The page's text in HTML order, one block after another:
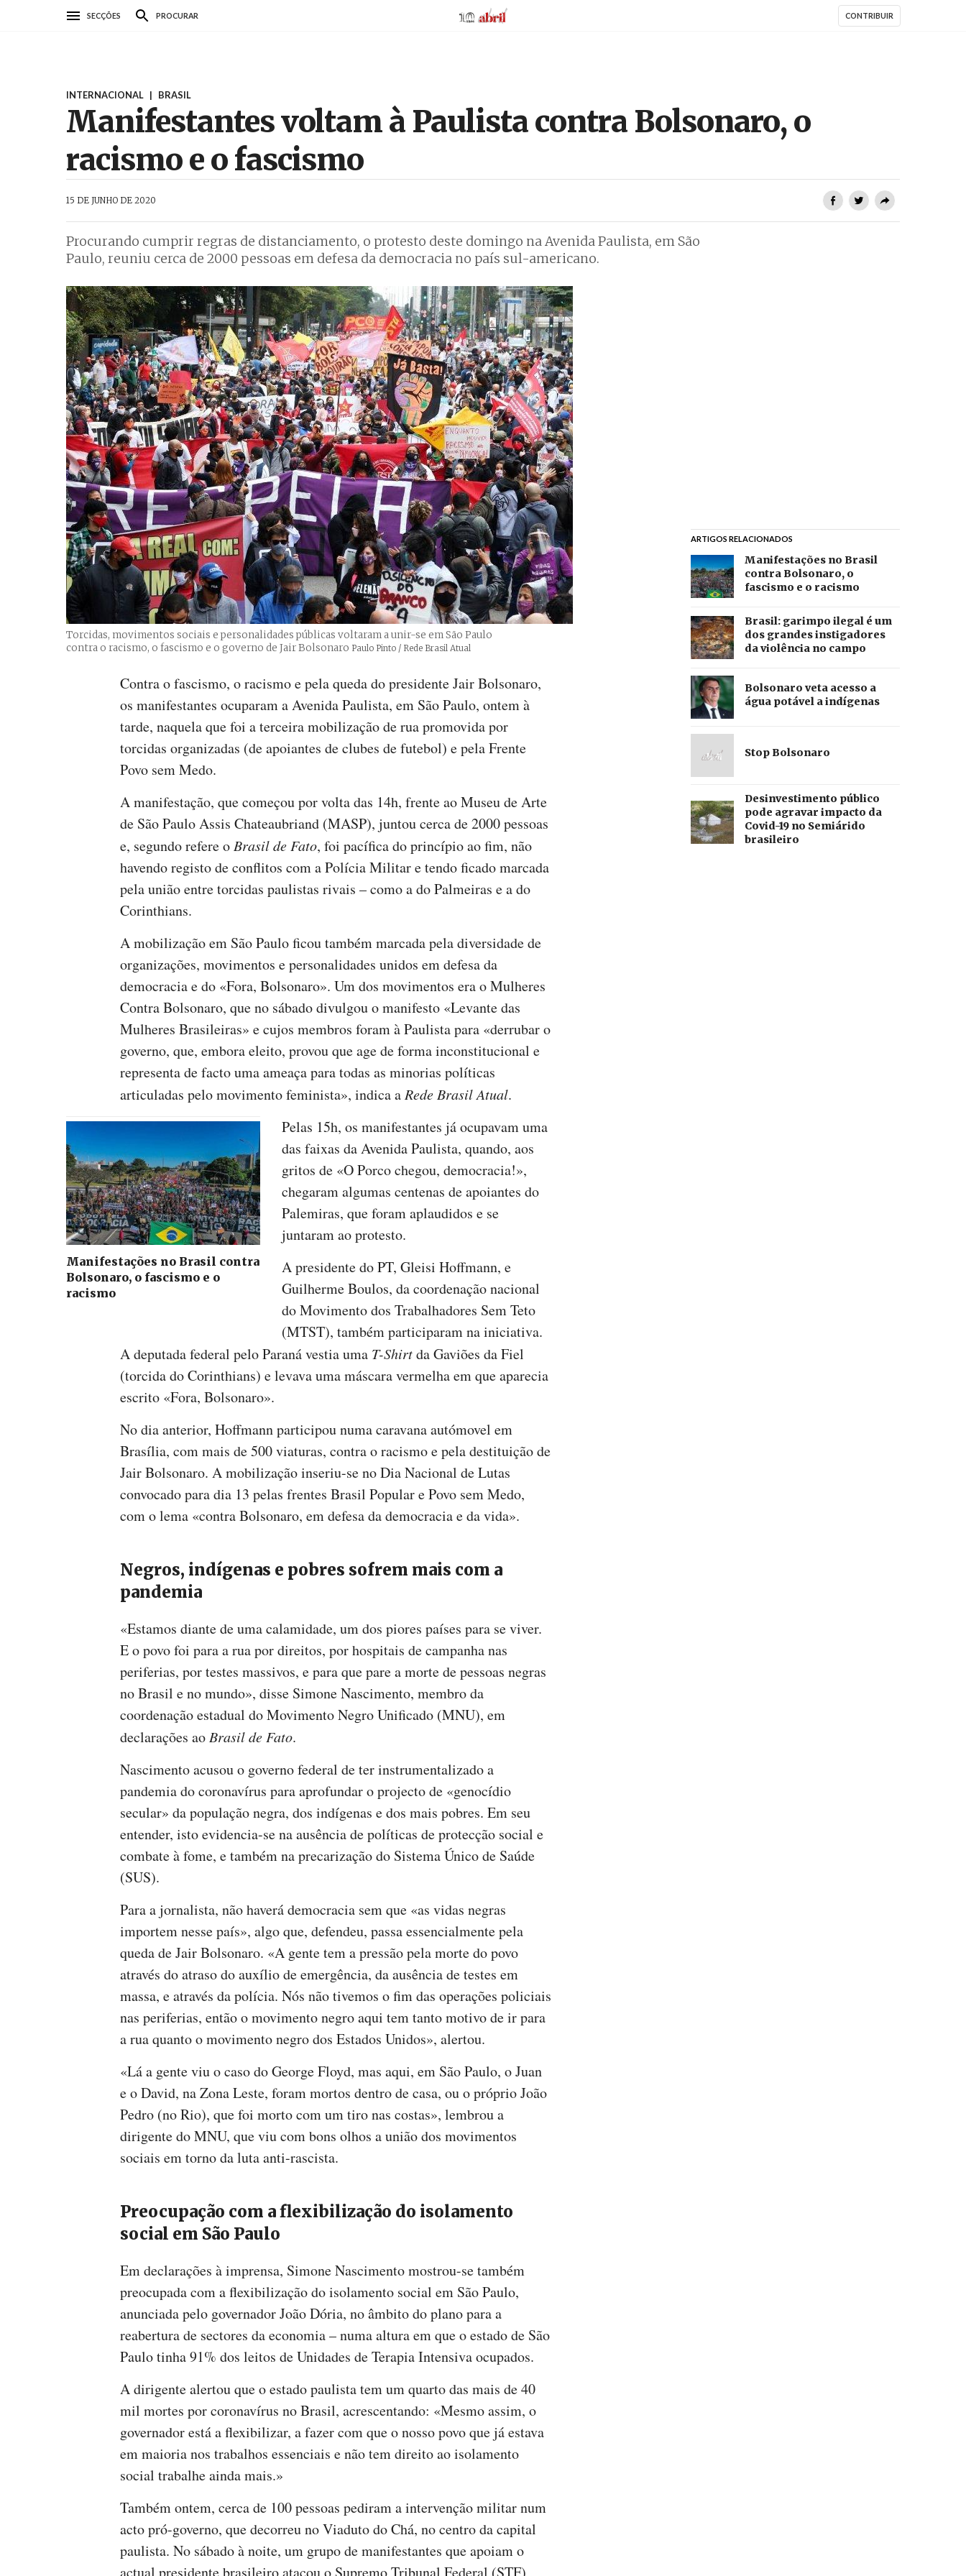
SECÇÕES PROCURAR AbrilAbril CONTRIBUIR
INTERNACIONAL | BRASIL
Manifestantes voltam à Paulista contra Bolsonaro, o
racismo e o fascismo
15 DE JUNHO DE 2020
Procurando cumprir regras de distanciamento, o protesto deste domingo na Avenida Paulista, em São
Paulo, reuniu cerca de 2000 pessoas em defesa da democracia no país sul-americano.
Torcidas, movimentos sociais e personalidades públicas voltaram a unir-se em São Paulo
contra o racismo, o fascismo e o governo de Jair Bolsonaro Créditos
Paulo Pinto / Rede Brasil Atual
Contra o fascismo, o racismo e pela queda do presidente Jair Bolsonaro,
os manifestantes ocuparam a Avenida Paulista, em São Paulo, ontem à
tarde, naquela que foi a terceira mobilização de rua promovida por
torcidas organizadas (de apoiantes de clubes de futebol) e pela Frente
Povo sem Medo.
A manifestação, que começou por volta das 14h, frente ao Museu de Arte
de São Paulo Assis Chateaubriand (MASP), juntou cerca de 2000 pessoas
e, segundo refere oBrasil de Fato, foi pacífica do princípio ao fim, não
havendo registo de conflitos com a Polícia Militar e tendo ficado marcada
pela união entre torcidas paulistas rivais – como a do Palmeiras e a do
Corinthians.
A mobilização em São Paulo ficou também marcada pela diversidade de
organizações, movimentos e personalidades unidos em defesa da
democracia e do «Fora, Bolsonaro». Um dos movimentos era o Mulheres
Contra Bolsonaro, que no sábado divulgou o manifesto «Levante das
Mulheres Brasileiras» e cujos membros foram à Paulista para «derrubar o
governo, que, embora eleito, provou que age de forma inconstitucional e
representa de facto uma ameaça para todas as minorias políticas
articuladas pelo movimento feminista», indica aRede Brasil Atual.
Manifestações no Brasil contra
Bolsonaro, o fascismo e o
racismo
Pelas 15h, os manifestantes já ocupavam uma
das faixas da Avenida Paulista, quando, aos
gritos de «O Porco chegou, democracia!»,
chegaram algumas centenas de apoiantes do
Palemiras, que foram aplaudidos e se
juntaram ao protesto.
A presidente do PT, Gleisi Hoffmann, e
Guilherme Boulos, da coordenação nacional
do Movimento dos Trabalhadores Sem Teto
(MTST), também participaram na iniciativa.
A deputada federal pelo Paraná vestia uma T-Shirtda Gaviões da Fiel
(torcida do Corinthians) e levava uma máscara vermelha em que aparecia
escrito «Fora, Bolsonaro».
No dia anterior, Hoffmann participou numa caravana autómovel em
Brasília, com mais de 500 viaturas, contra o racismo e pela destituição de
Jair Bolsonaro. A mobilização inseriu-se no Dia Nacional de Lutas
convocado para dia 13 pelas frentes Brasil Popular e Povo sem Medo,
com o lema «contra Bolsonaro, em defesa da democracia e da vida».
Negros, indígenas e pobres sofrem mais com a
pandemia
«Estamos diante de uma calamidade, um dos piores países para se viver.
E o povo foi para a rua por direitos, por hospitais de campanha nas
periferias, por testes massivos, e para que pare a morte de pessoas negras
no Brasil e no mundo», disse Simone Nascimento, membro da
coordenação estadual do Movimento Negro Unificado (MNU), em
declarações aoBrasil de Fato.
Nascimento acusou o governo federal de ter instrumentalizado a
pandemia do coronavírus para aprofundar o projecto de «genocídio
secular» da população negra, dos indígenas e dos mais pobres. Em seu
entender, isto evidencia-se na ausência de políticas de protecção social e
combate à fome, e também na precarização do Sistema Único de Saúde
(SUS).
Para a jornalista, não haverá democracia sem que «as vidas negras
importem nesse país», algo que, defendeu, passa essencialmente pela
queda de Jair Bolsonaro. «A gente tem a pressão pela morte do povo
através do atraso do auxílio de emergência, da ausência de testes em
massa, e através da polícia. Nós não tivemos o fim das operações policiais
nas periferias, então o movimento negro aqui tem tanto motivo de ir para
a rua quanto o movimento negro dos Estados Unidos», alertou.
«Lá a gente viu o caso do George Floyd, mas aqui, em São Paulo, o Juan
e o David, na Zona Leste, foram mortos dentro de casa, ou o próprio João
Pedro (no Rio), que foi morto com um tiro nas costas», lembrou a
dirigente do MNU, que viu com bons olhos a união dos movimentos
sociais em torno da luta anti-rascista.
Preocupação com a flexibilização do isolamento
social em São Paulo
Em declarações à imprensa, Simone Nascimento mostrou-se também
preocupada com a flexibilização do isolamento social em São Paulo,
anunciada pelo governador João Dória, no âmbito do plano para a
reabertura de sectores da economia – numa altura em que o estado de São
Paulo tinha 91% dos leitos de Unidades de Terapia Intensiva ocupados.
A dirigente alertou que o estado paulista tem um quarto das mais de 40
mil mortes por coronavírus no Brasil, acrescentando: «Mesmo assim, o
governador está a flexibilizar, a fazer com que o nosso povo que já estava
em maioria nos trabalhos essenciais e não tem direito ao isolamento
social trabalhe ainda mais.»
Também ontem, cerca de 100 pessoas pediram a intervenção militar num
acto pró-governo, que decorreu no Viaduto do Chá, no centro da capital
paulista. No sábado à noite, um grupo de manifestantes que apoiam o
ARTIGOS RELACIONADOS
Manifestações no Brasil
contra Bolsonaro, o
fascismo e o racismo
Brasil: garimpo ilegal é um
dos grandes instigadores
da violência no campo
Bolsonaro veta acesso a
água potável a indígenas
Stop Bolsonaro
Desinvestimento público
pode agravar impacto da
Covid-19 no Semiárido
brasileiro